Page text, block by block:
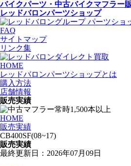
バイクパーツ・中古バイクマフラー
レッドバロンパーツショップ
FAQ
サイトマップ
リンク集
HOME
レッドバロンパーツショップとは
購入方法
店舗情報
販売実績
HOME
販売実績
CB400SF(08~17)
販売実績
最終更新日：2026年07月09日